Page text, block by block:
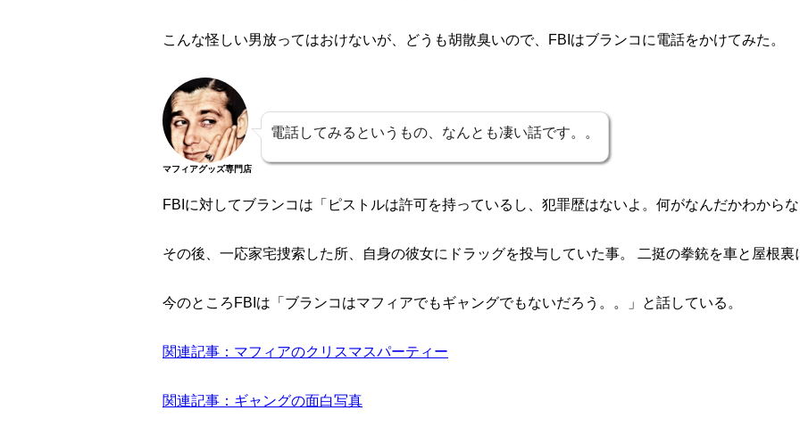
こんな怪しい男放ってはおけないが、どうも胡散臭いので、FBIはブランコに電話をかけてみた。
マフィアグッズ専門店
電話してみるというもの、なんとも凄い話です。。
FBIに対してブランコは「ピストルは許可を持っているし、犯罪歴はないよ。何がなんだかわから
その後、一応家宅捜索した所、自身の彼女にドラッグを投与していた事。 二挺の拳銃を車と屋根
今のところFBIは「ブランコはマフィアでもギャングでもないだろう。。」と話している。
関連記事：マフィアのクリスマスパーティー
関連記事：ギャングの面白写真